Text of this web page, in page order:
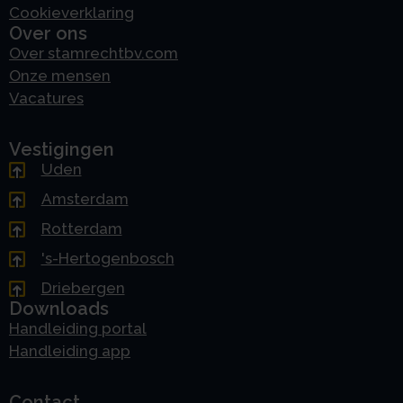
Cookieverklaring
Over ons
Over stamrechtbv.com
Onze mensen
Vacatures
Vestigingen
Uden
Amsterdam
Rotterdam
's-Hertogenbosch
Driebergen
Downloads
Handleiding portal
Handleiding app